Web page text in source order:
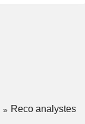
Reco analystes